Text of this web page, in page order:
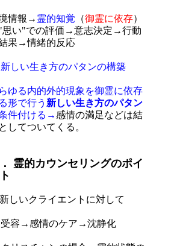
情報→ 霊的知覚 （御霊に依存）
い"での評価→意志決定→行動
果→情緒的反応
新しい生き方のパタンの構築
ゆる内的外的現象を御霊に依存
形で行う 新しい生き方のパタン
件付ける→感情の満足などは結
してついてくる。
霊的カウンセリングのポイ
しいクライエントに対して
受容→感情のケア→沈静化